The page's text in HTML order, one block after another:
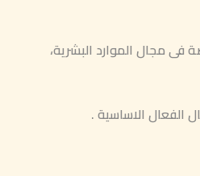
مجال الموارد البشرية،
الفعال الاساسية .